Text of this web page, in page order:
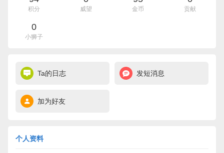
积分 威望 金币 贡献
0
小狮子
Ta的日志 发短消息
加为好友
个人资料